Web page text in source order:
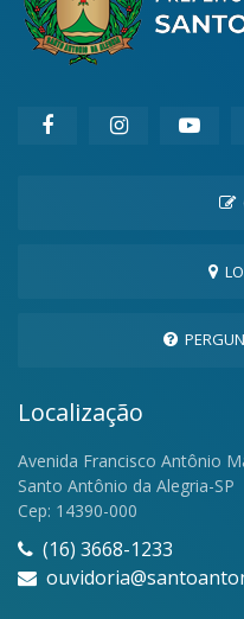
Localização
Avenida Francisco Antônio
Santo Antônio da Alegria-SP
Cep: 14390-000
(16) 3668-1233